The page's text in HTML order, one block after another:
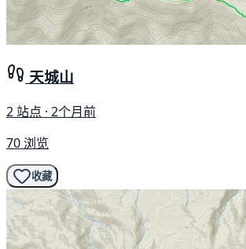
天城山
2 站点 · 2个月前
70 浏览
收藏